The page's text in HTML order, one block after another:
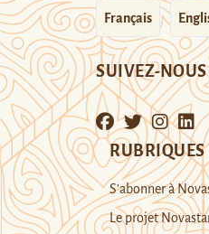
Français
SUIVEZ-NOUS
RUBRIQUES
S’abonner à
Le projet